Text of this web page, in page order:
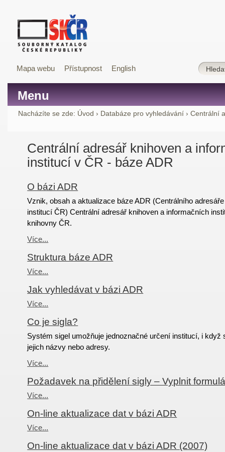
Mapa webu Přístupnost English
Menu
Nacházíte se zde: Úvod › Databáze pro vyhledávání › Centrální
Centrální adresář knihoven a
institucí v ČR - báze ADR
O bázi ADR
Vznik, obsah a aktualizace báze ADR (Centrálního
institucí ČR) Centrální adresář knihoven a informačních
knihovny ČR.
Více...
Struktura báze ADR
Více...
Jak vyhledávat v bázi ADR
Více...
Co je sigla?
Systém sigel umožňuje jednoznačné určení institucí, i když
jejich názvy nebo adresy.
Více...
Požadavek na přidělení sigly – Vyplnit
Více...
On-line aktualizace dat v bázi ADR
Více...
On-line aktualizace dat v bázi ADR (2007)